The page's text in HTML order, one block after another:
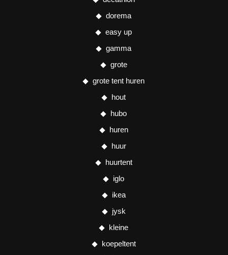
dorema
easy up
gamma
grote
grote tent huren
hout
hubo
huren
huur
huurtent
iglo
ikea
jysk
kleine
koepeltent